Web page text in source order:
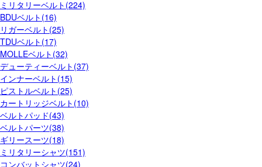
ミリタリーベルト(224)
BDUベルト(16)
リガーベルト(25)
TDUベルト(17)
MOLLEベルト(32)
デューティーベルト(37)
インナーベルト(15)
ピストルベルト(25)
カートリッジベルト(10)
ベルトパッド(43)
ベルトパーツ(38)
ギリースーツ(18)
ミリタリーシャツ(151)
コンバットシャツ(24)